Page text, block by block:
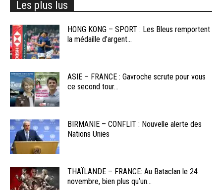
Les plus lus
HONG KONG – SPORT : Les Bleus remportent
la médaille d’argent...
ASIE – FRANCE : Gavroche scrute pour vous
ce second tour...
BIRMANIE – CONFLIT : Nouvelle alerte des
Nations Unies
THAÏLANDE – FRANCE: Au Bataclan le 24
novembre, bien plus qu’un...